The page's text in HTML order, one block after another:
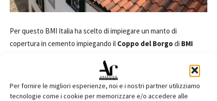
Per fornire le migliori esperienze, noi e i nostri partner utilizziamo
tecnologie come i cookie per memorizzare e/o accedere alle
Per questo BMI Italia ha scelto di impiegare un manto di
copertura in cemento impiegando il Coppo del Borgodi BMI
estetica tradizionale, facile da posare, estremamente stabile e
resistente. Oggi, Palazzo Castellani rappresenta il “fiore
all’occhiello” dell’Ente: la sintesi di una buona e attenta